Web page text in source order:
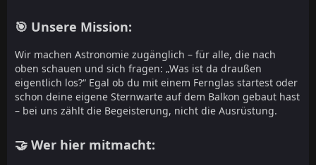
🎯 Unsere Mission:
Wir machen Astronomie zugänglich – für alle, die nach
oben schauen und sich fragen: „Was ist da draußen
eigentlich los?“ Egal ob du mit einem Fernglas startest oder
schon deine eigene Sternwarte auf dem Balkon gebaut hast
– bei uns zählt die Begeisterung, nicht die Ausrüstung.
🤝 Wer hier mitmacht: